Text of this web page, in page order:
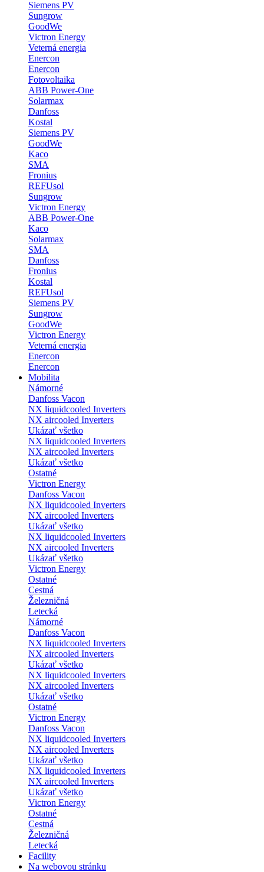
Siemens PV
Sungrow
GoodWe
Victron Energy
Veterná energia
Enercon
Enercon
Fotovoltaika
ABB Power-One
Solarmax
Danfoss
Kostal
Siemens PV
GoodWe
Kaco
SMA
Fronius
REFUsol
Sungrow
Victron Energy
ABB Power-One
Kaco
Solarmax
SMA
Danfoss
Fronius
Kostal
REFUsol
Siemens PV
Sungrow
GoodWe
Victron Energy
Veterná energia
Enercon
Enercon
Mobilita
Námorné
Danfoss Vacon
NX liquidcooled Inverters
NX aircooled Inverters
Ukázať všetko
NX liquidcooled Inverters
NX aircooled Inverters
Ukázať všetko
Ostatné
Victron Energy
Danfoss Vacon
NX liquidcooled Inverters
NX aircooled Inverters
Ukázať všetko
NX liquidcooled Inverters
NX aircooled Inverters
Ukázať všetko
Victron Energy
Ostatné
Cestná
Železničná
Letecká
Námorné
Danfoss Vacon
NX liquidcooled Inverters
NX aircooled Inverters
Ukázať všetko
NX liquidcooled Inverters
NX aircooled Inverters
Ukázať všetko
Ostatné
Victron Energy
Danfoss Vacon
NX liquidcooled Inverters
NX aircooled Inverters
Ukázať všetko
NX liquidcooled Inverters
NX aircooled Inverters
Ukázať všetko
Victron Energy
Ostatné
Cestná
Železničná
Letecká
Facility
Na webovou stránku